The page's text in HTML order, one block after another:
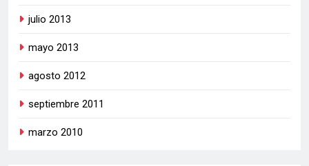
julio 2013
mayo 2013
agosto 2012
septiembre 2011
marzo 2010